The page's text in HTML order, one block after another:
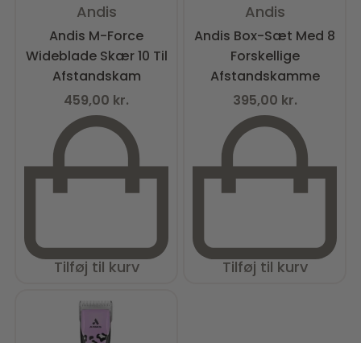
Andis
Andis M-Force
Wideblade Skær 10 Til
Afstandskam
459,00 kr.
Tilføj til kurv
Andis
Andis Box-Sæt Med 8
Forskellige
Afstandskamme
395,00 kr.
Tilføj til kurv